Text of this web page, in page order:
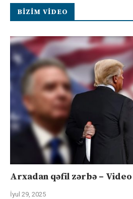
BIZIM VIDEO
Arxadan qəfil zərbə – Video
İyul 29, 2025